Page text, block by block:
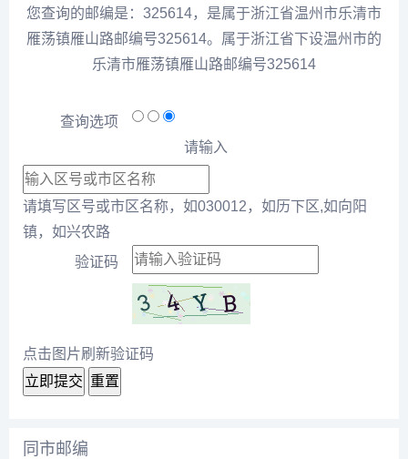
您查询的邮编是：325614，是属于浙江省温州市乐清市
雁荡镇雁山路邮编号325614。属于浙江省下设温州市的
乐清市雁荡镇雁山路邮编号325614
查询选项
请输入
请填写区号或市区名称，如030012，如历下区,如向阳
镇，如兴农路
验证码
点击图片刷新验证码
立即提交 重置
同市邮编